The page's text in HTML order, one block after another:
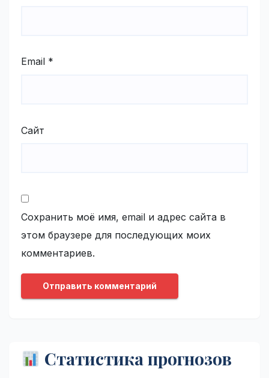
Email *
Сайт
Сохранить моё имя, email и адрес сайта в
этом браузере для последующих моих
комментариев.
Статистика прогнозов